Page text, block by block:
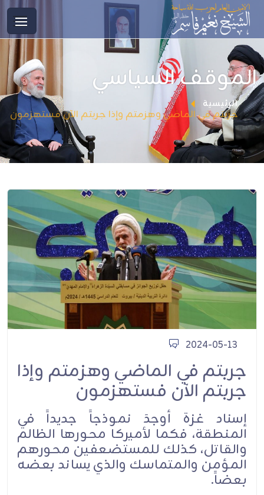
الموقف السياسي
الرئيسية
جربتم في الماضي وهزمتم وإذا جربتم الآن فستهزمون
2024-05-13
جربتم في الماضي وهزمتم وإذا
جربتم الآن فستهزمون
إسناد غزة أوجدَ نموذجاً جديداً في
المنطقة، فكما لأميركا محورها الظالم
والقاتل، كذلك للمستضعفين محورهم
المؤمن والمتماسك والذي يساند بعضه
بعضاً.